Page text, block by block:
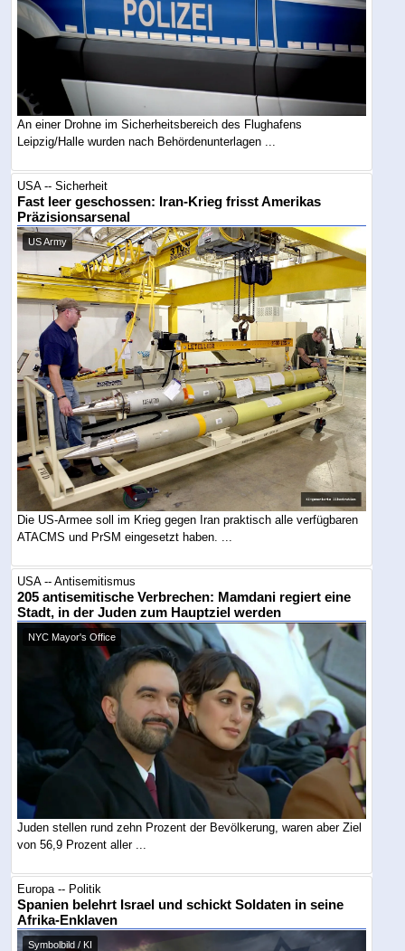
An einer Drohne im Sicherheitsbereich des Flughafens
Leipzig/Halle wurden nach Behördenunterlagen ...
USA -- Sicherheit
Fast leer geschossen: Iran-Krieg frisst Amerikas
Präzisionsarsenal
US Army
Die US-Armee soll im Krieg gegen Iran praktisch alle verfügbaren
ATACMS und PrSM eingesetzt haben. ...
USA -- Antisemitismus
205 antisemitische Verbrechen: Mamdani regiert eine
Stadt, in der Juden zum Hauptziel werden
NYC Mayor's Office
Juden stellen rund zehn Prozent der Bevölkerung, waren aber Ziel
von 56,9 Prozent aller ...
Europa -- Politik
Spanien belehrt Israel und schickt Soldaten in seine
Afrika-Enklaven
Symbolbild / KI